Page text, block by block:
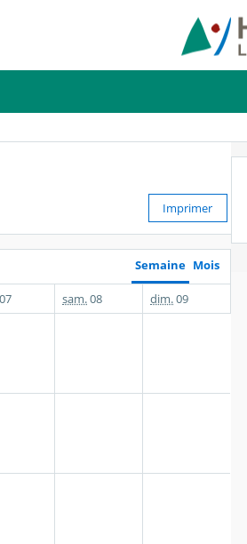
Imprimer
Semaine Mois
07 sam.08 dim.09